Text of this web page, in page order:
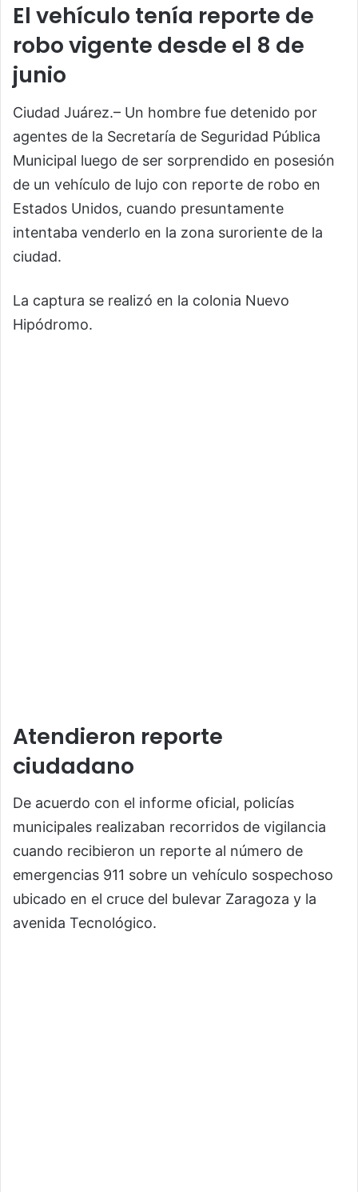
El vehículo tenía reporte de
robo vigente desde el 8 de
junio
Ciudad Juárez.– Un hombre fue detenido por
agentes de la Secretaría de Seguridad Pública
Municipal luego de ser sorprendido en posesión
de un vehículo de lujo con reporte de robo en
Estados Unidos, cuando presuntamente
intentaba venderlo en la zona suroriente de la
ciudad.
La captura se realizó en la colonia Nuevo
Hipódromo.
Atendieron reporte
ciudadano
De acuerdo con el informe oficial, policías
municipales realizaban recorridos de vigilancia
cuando recibieron un reporte al número de
emergencias 911 sobre un vehículo sospechoso
ubicado en el cruce del bulevar Zaragoza y la
avenida Tecnológico.